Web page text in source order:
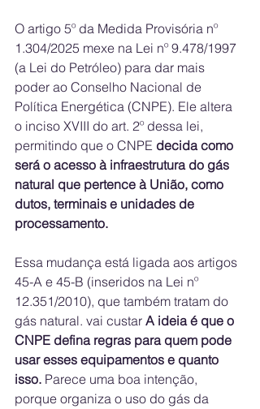
O artigo 5º da Medida Provisória nº
1.304/2025 mexe na Lei nº 9.478/1997
(a Lei do Petróleo) para dar mais
poder ao Conselho Nacional de
Política Energética (CNPE). Ele altera
o inciso XVIII do art. 2º dessa lei,
permitindo que o CNPE decida como
será o acesso à infraestrutura do gás
natural que pertence à União, como
dutos, terminais e unidades de
processamento.
Essa mudança está ligada aos artigos
45-A e 45-B (inseridos na Lei nº
12.351/2010), que também tratam do
gás natural. vai custar A ideia é que o
CNPE defina regras para quem pode
usar esses equipamentos e quanto
isso. Parece uma boa intenção,
porque organiza o uso do gás da